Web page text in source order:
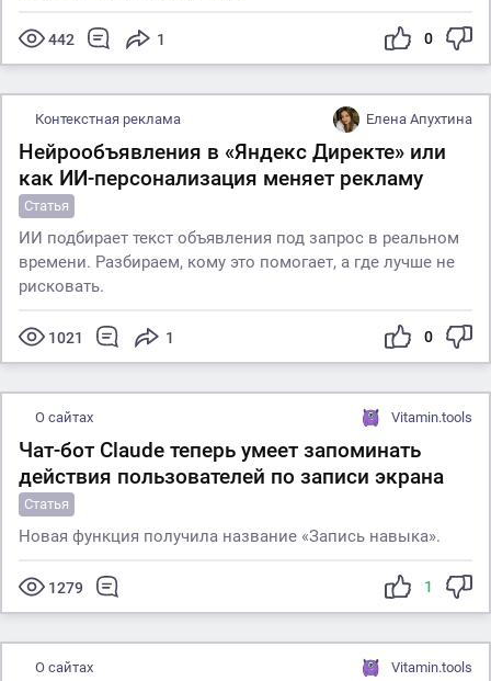
442 1 0
Контекстная реклама Елена Апухтина
Нейрообъявления в «Яндекс Директе» или
как ИИ-персонализация меняет рекламу
Статья
ИИ подбирает текст объявления под запрос в реальном
времени. Разбираем, кому это помогает, а где лучше не
рисковать.
1021 1 0
О сайтах Vitamin.tools
Чат-бот Claude теперь умеет запоминать
действия пользователей по записи экрана
Статья
Новая функция получила название «Запись навыка».
1279 1
О сайтах Vitamin.tools